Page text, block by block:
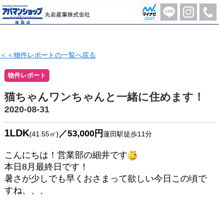
ソフィア102 | 蓮田市の不動産のことならアパマンショップ蓮田店-丸岩産業株式会社-
＜＜物件レポートの一覧へ戻る
物件レポート
猫ちゃんワンちゃんと一緒に住めます！
2020-08-31
1LDK(41.55㎡) ／53,000円蓮田駅徒歩11分
こんにちは！営業部の細井です
本日8月最終日です！
暑さが少しでも早くおさまって欲しい今日この頃で
すね、、、